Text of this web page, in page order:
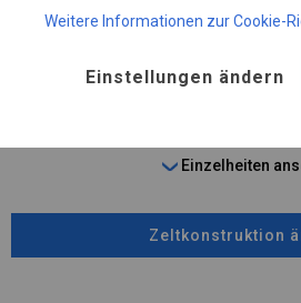
Stahl ca.fi 50 mm
Einzelheiten
Zeltkonstruktion
Weitere Informationen zur Cookie-
Einstellungen ändern